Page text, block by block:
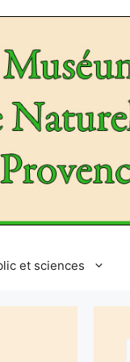
et sciences